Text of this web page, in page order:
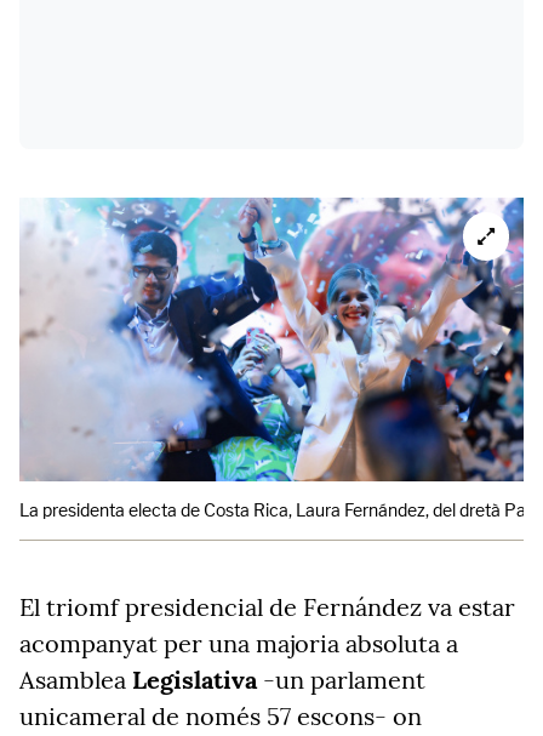
La presidenta electa de Costa Rica, Laura Fernández, del dretà
El triomf presidencial de Fernández va estar
acompanyat per una majoria absoluta a
Asamblea Legislativa-un parlament
unicameral de només 57 escons- on